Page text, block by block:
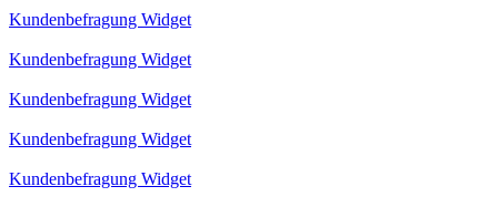
Kundenbefragung Widget
Kundenbefragung Widget
Kundenbefragung Widget
Kundenbefragung Widget
Kundenbefragung Widget